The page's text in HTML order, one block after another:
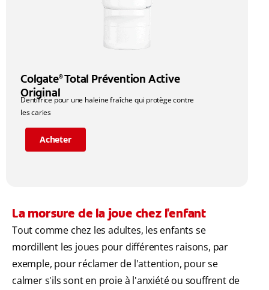
Colgate®Total Prévention Active
Original
Dentifrice pour une haleine fraîche qui protège contre
les caries
Acheter
La morsure de la joue chez l'enfant
Tout comme chez les adultes, les enfants se
mordillent les joues pour différentes raisons, par
exemple, pour réclamer de l'attention, pour se
calmer s'ils sont en proie à l'anxiété ou souffrent de